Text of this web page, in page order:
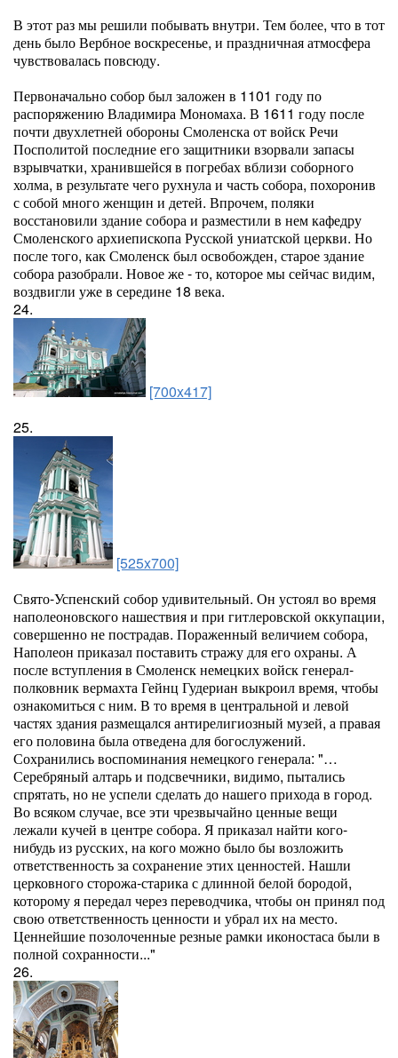
В этот раз мы решили побывать внутри. Тем более, что в тот
день было Вербное воскресенье, и праздничная атмосфера
чувствовалась повсюду.
Первоначально собор был заложен в 1101 году по
распоряжению Владимира Мономаха. В 1611 году после
почти двухлетней обороны Смоленска от войск Речи
Посполитой последние его защитники взорвали запасы
взрывчатки, хранившейся в погребах вблизи соборного
холма, в результате чего рухнула и часть собора, похоронив
с собой много женщин и детей. Впрочем, поляки
восстановили здание собора и разместили в нем кафедру
Смоленского архиепископа Русской униатской церкви. Но
после того, как Смоленск был освобожден, старое здание
собора разобрали. Новое же - то, которое мы сейчас видим,
воздвигли уже в середине 18 века.
24.
[700x417]
25.
[525x700]
Свято-Успенский собор удивительный. Он устоял во время
наполеоновского нашествия и при гитлеровской оккупации,
совершенно не пострадав. Пораженный величием собора,
Наполеон приказал поставить стражу для его охраны. А
после вступления в Смоленск немецких войск генерал-
полковник вермахта Гейнц Гудериан выкроил время, чтобы
ознакомиться с ним. В то время в центральной и левой
частях здания размещался антирелигиозный музей, а правая
его половина была отведена для богослужений.
Сохранились воспоминания немецкого генерала: "…
Серебряный алтарь и подсвечники, видимо, пытались
спрятать, но не успели сделать до нашего прихода в город.
Во всяком случае, все эти чрезвычайно ценные вещи
лежали кучей в центре собора. Я приказал найти кого-
нибудь из русских, на кого можно было бы возложить
ответственность за сохранение этих ценностей. Нашли
церковного сторожа-старика с длинной белой бородой,
которому я передал через переводчика, чтобы он принял под
свою ответственность ценности и убрал их на место.
Ценнейшие позолоченные резные рамки иконостаса были в
полной сохранности..."
26.